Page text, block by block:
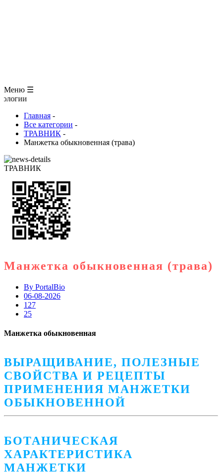
Меню ☰
Главная -
Все категории -
ТРАВНИК -
Манжетка обыкновенная (трава)
ТРАВНИК
Манжетка обыкновенная (трава)
By PortalBio
06-08-2026
127
25
Манжетка обыкновенная
ВЫРАЩИВАНИЕ, ПОЛЕЗНЫЕ
СВОЙСТВА И РЕЦЕПТЫ
ПРИМЕНЕНИЯ МАНЖЕТКИ
ОБЫКНОВЕННОЙ
БОТАНИЧЕСКАЯ
ХАРАКТЕРИСТИКА
МАНЖЕТКИ